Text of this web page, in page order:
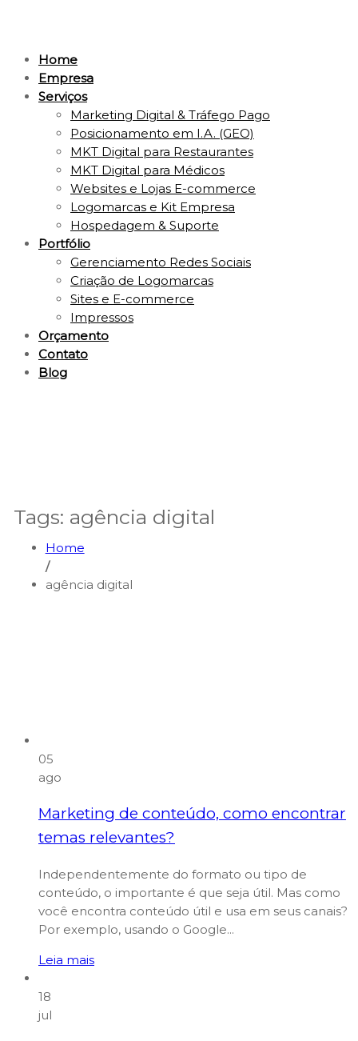
Home
Empresa
Serviços
Marketing Digital & Tráfego Pago
Posicionamento em I.A. (GEO)
MKT Digital para Restaurantes
MKT Digital para Médicos
Websites e Lojas E-commerce
Logomarcas e Kit Empresa
Hospedagem & Suporte
Portfólio
Gerenciamento Redes Sociais
Criação de Logomarcas
Sites e E-commerce
Impressos
Orçamento
Contato
Blog
Tags: agência digital
Home
/
agência digital
05
ago
Marketing de conteúdo, como encontrar
temas relevantes?
Independentemente do formato ou tipo de
conteúdo, o importante é que seja útil. Mas como
você encontra conteúdo útil e usa em seus canais?
Por exemplo, usando o Google...
Leia mais
18
jul